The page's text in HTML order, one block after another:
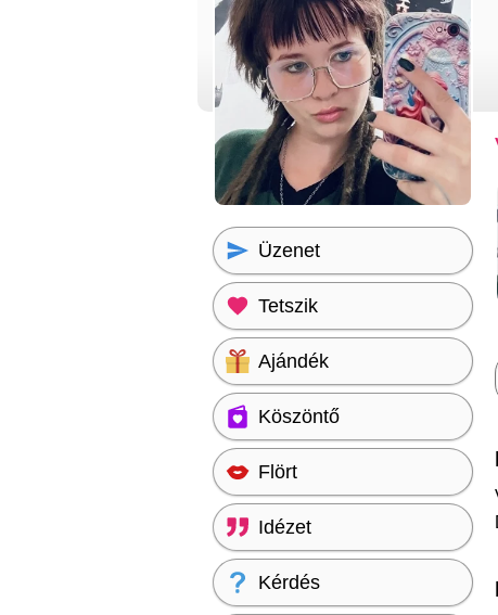
Üzenet
Tetszik
Ajándék
Köszöntő
Flört
Idézet
Kérdés